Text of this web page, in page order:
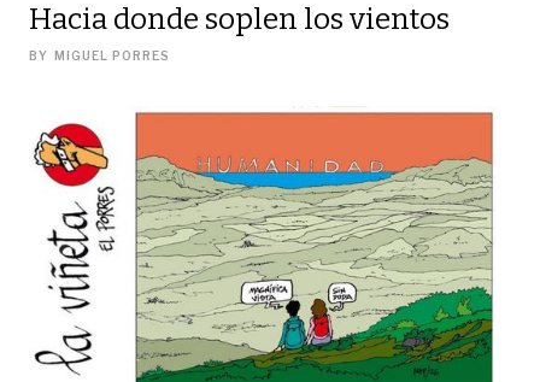
Hacia donde soplen los vientos
BY MIGUEL PORRES